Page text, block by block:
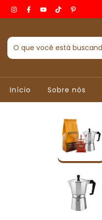
Início Sobre nós